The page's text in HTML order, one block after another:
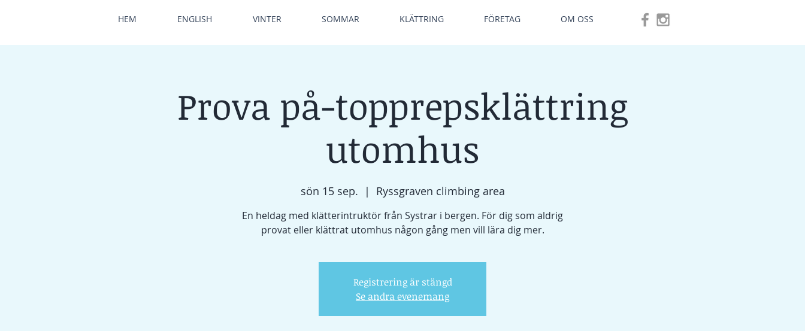
HEM ENGLISH VINTER SOMMAR KLÄTTRING FÖRETAG OM OSS
Prova på-topprepsklättring
utomhus
sön 15 sep.
  |
Ryssgraven climbing area
En heldag med klätterintruktör från Systrar i bergen. För dig som aldrig
provat eller klättrat utomhus någon gång men vill lära dig mer.
Registrering är stängd
Se andra evenemang